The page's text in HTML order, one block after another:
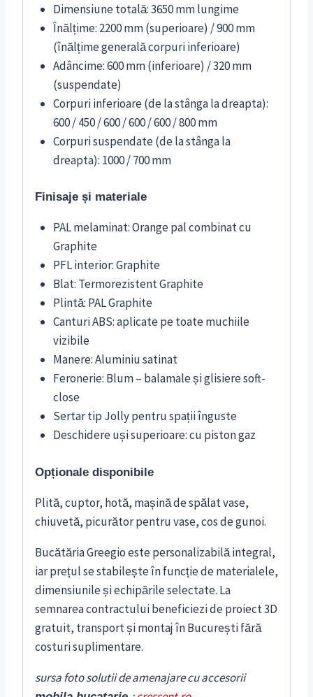
Dimensiune totală: 3650 mm lungime
Înălțime: 2200 mm (superioare) / 900 mm
(înălțime generală corpuri inferioare)
Adâncime: 600 mm (inferioare) / 320 mm
(suspendate)
Corpuri inferioare (de la stânga la dreapta):
600 / 450 / 600 / 600 / 600 / 800 mm
Corpuri suspendate (de la stânga la
dreapta): 1000 / 700 mm
Finisaje și materiale
PAL melaminat: Orange pal combinat cu
Graphite
PFL interior: Graphite
Blat: Termorezistent Graphite
Plintă: PAL Graphite
Canturi ABS: aplicate pe toate muchiile
vizibile
Manere: Aluminiu satinat
Feronerie: Blum – balamale și glisiere soft-
close
Sertar tip Jolly pentru spații înguste
Deschidere uși superioare: cu piston gaz
Opționale disponibile
Plită, cuptor, hotă, mașină de spălat vase,
chiuvetă, picurător pentru vase, cos de gunoi.
Bucătăria Greegio este personalizabilă integral,
iar prețul se stabilește în funcție de materialele,
dimensiunile și echipările selectate. La
semnarea contractului beneficiezi de proiect 3D
gratuit, transport și montaj în București fără
costuri suplimentare.
sursa foto solutii de amenajare cu accesorii